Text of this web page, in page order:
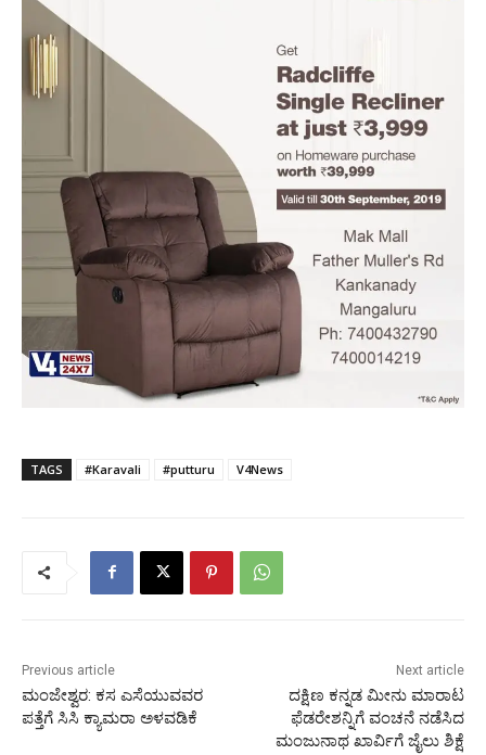
TAGS #Karavali #putturu V4News
Previous article
ಮಂಜೇಶ್ವರ: ಕಸ ಎಸೆಯುವವರ
ಪತ್ತೆಗೆ ಸಿಸಿ ಕ್ಯಾಮರಾ ಅಳವಡಿಕೆ
Next article
ದಕ್ಷಿಣ ಕನ್ನಡ ಮೀನು ಮಾರಾಟ
ಫೆಡರೇಶನ್ನಿಗೆ ವಂಚನೆ ನಡೆಸಿದ
ಮಂಜುನಾಥ ಖಾರ್ವಿಗೆ ಜೈಲು ಶಿಕ್ಷೆ